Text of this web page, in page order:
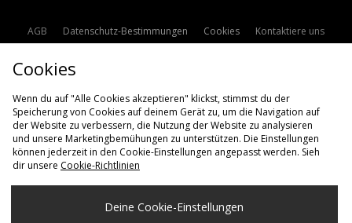
AGB Datenschutz-Bestimmungen Cookies
Kontaktiere uns
Lieferung Nach
Deutschland
Cookies
Wenn du auf "Alle Cookies akzeptieren" klickst, stimmst du der
Speicherung von Cookies auf deinem Gerät zu, um die Navigation auf
der Website zu verbessern, die Nutzung der Website zu analysieren
und unsere Marketingbemühungen zu unterstützen. Die Einstellungen
können jederzeit in den Cookie-Einstellungen angepasst werden. Sieh
dir unsere Cookie-Richtlinien
Deine Cookie-Einstellungen